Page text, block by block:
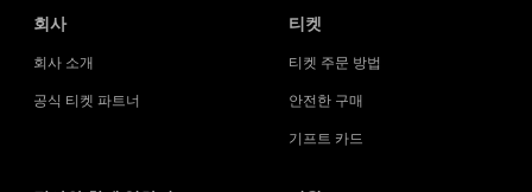
회사
회사 소개
공식 티켓 파트너
티켓
티켓 주문 방법
안전한 구매
기프트 카드